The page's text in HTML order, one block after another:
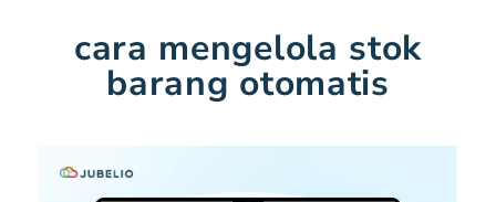
cara mengelola stok
barang otomatis